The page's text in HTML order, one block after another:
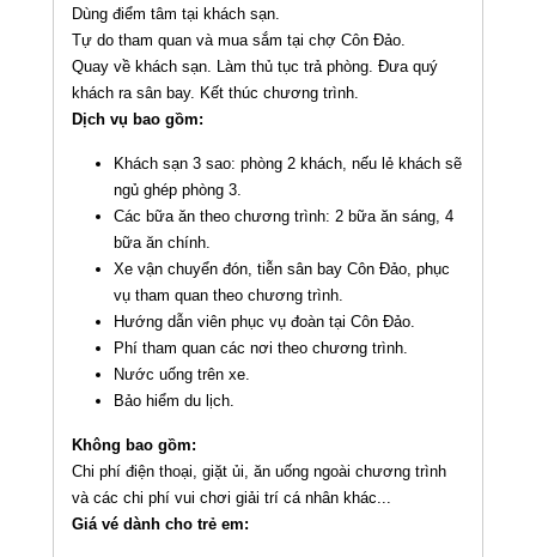
Dùng điểm tâm tại khách sạn.
Tự do tham quan và mua sắm tại chợ Côn Đảo.
Quay về khách sạn. Làm thủ tục trả phòng. Đưa quý
khách ra sân bay. Kết thúc chương trình.
Dịch vụ bao gồm:
Khách sạn 3 sao: phòng 2 khách, nếu lẻ khách sẽ
ngủ ghép phòng 3.
Các bữa ăn theo chương trình: 2 bữa ăn sáng, 4
bữa ăn chính.
Xe vận chuyển đón, tiễn sân bay Côn Đảo, phục
vụ tham quan theo chương trình.
Hướng dẫn viên phục vụ đoàn tại Côn Đảo.
Phí tham quan các nơi theo chương trình.
Nước uống trên xe.
Bảo hiểm du lịch.
Không bao gồm:
Chi phí điện thoại, giặt ủi, ăn uống ngoài chương trình
và các chi phí vui chơi giải trí cá nhân khác...
Giá vé dành cho trẻ em: